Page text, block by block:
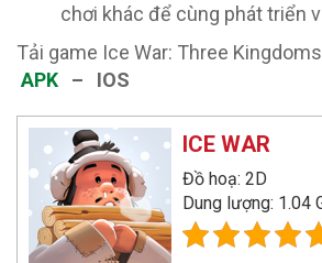
chơi khác để cùng phát triển
Tải game Ice War: Three
APK – IOS
ICE WAR
Đồ hoạ: 2D
Dung lượng: 1.04